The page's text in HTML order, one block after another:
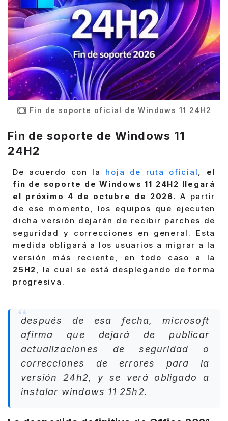
Fin de soporte oficial de Windows 11 24H2
Fin de soporte de Windows 11
24H2
De acuerdo con la hoja de ruta oficial, el
fin de soporte de Windows 11 24H2 llegará
el próximo 4 de octubre de 2026. A partir
de ese momento, los equipos que ejecuten
dicha versión dejarán de recibir parches de
seguridad y correcciones en general. Esta
medida obligará a los usuarios a migrar a la
versión más reciente, en todo caso a la
25H2, la cual se está desplegando de forma
progresiva.
después de esa fecha, microsoft
afirma que dejará de publicar
actualizaciones de seguridad o
correcciones de errores para la
versión 24h2, y se verá obligado a
instalar windows 11 25h2.